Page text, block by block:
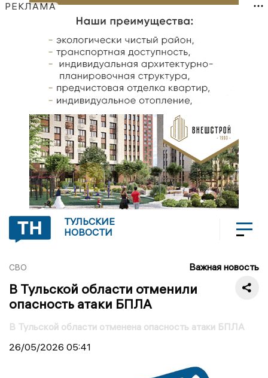
РЕКЛАМА
ТУЛЬСКИЕ
НОВОСТИ
СВО Важная новость
В Тульской области отменили
опасность атаки БПЛА
В Тульской области отменена опасность атаки БПЛА
26/05/2026 05:41